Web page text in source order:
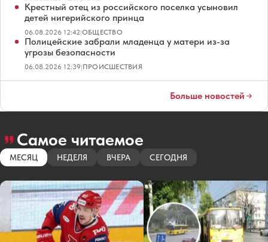
Крестный отец из российского поселка усыновил
детей нигерийского принца
06.08.2026 12:42|ОБЩЕСТВО
Полицейские забрали младенца у матери из-за
угрозы безопасности
06.08.2026 12:39|ПРОИСШЕСТВИЯ
Больше новостей
Самое читаемое
МЕСЯЦ НЕДЕЛЯ ВЧЕРА СЕГОДНЯ